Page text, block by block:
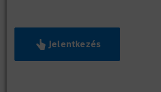
Jelentkezés